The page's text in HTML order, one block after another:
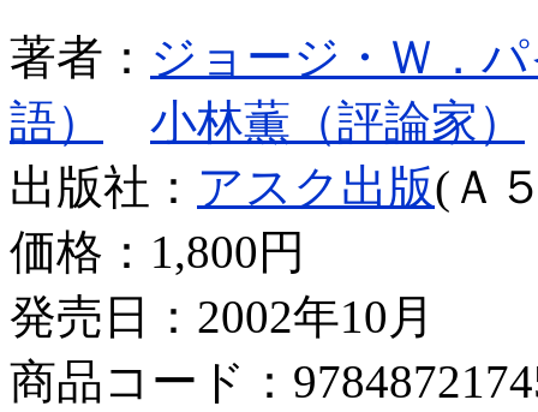
著者： ジョージ・Ｗ．
語）
小林薫（評論家）
出版社： アスク出版(Ａ
価格： 1,800円
発売日：2002年10月
商品コード：